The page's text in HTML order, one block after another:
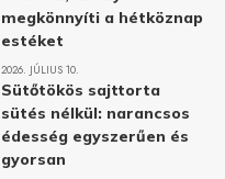
megkönnyíti a hétköznap
estéket
2026. JÚLIUS 10.
Sütőtökös sajttorta
sütés nélkül: narancsos
édesség egyszerűen és
gyorsan